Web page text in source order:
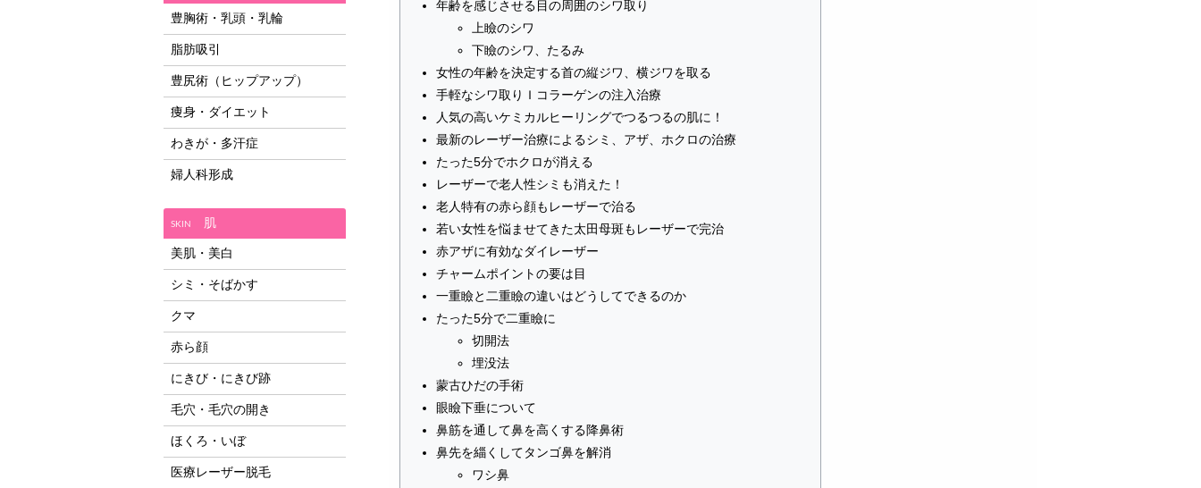
年齢を感じさせる目の周囲のシワ取り
上瞼のシワ
下瞼のシワ、たるみ
女性の年齢を決定する首の縦ジワ、横ジワを取る
手輊なシワ取りＩコラーゲンの注入治療
人気の高いケミカルヒーリングでつるつるの肌に！
最新のレーザー治療によるシミ、アザ、ホクロの治療
たった5分でホクロが消える
レーザーで老人性シミも消えた！
老人特有の赤ら顔もレーザーで治る
若い女性を悩ませてきた太田母斑もレーザーで完治
赤アザに有効なダイレーザー
チャームポイントの要は目
一重瞼と二重瞼の違いはどうしてできるのか
たった5分で二重瞼に
切開法
埋没法
蒙古ひだの手術
眼瞼下垂について
鼻筋を通して鼻を高くする降鼻術
鼻先を緇くしてタンゴ鼻を解消
ワシ鼻
豊胸術・乳頭・乳輪
脂肪吸引
豊尻術（ヒップアップ）
痩身・ダイエット
わきが・多汗症
婦人科形成
SKIN 肌
美肌・美白
シミ・そばかす
クマ
赤ら顔
にきび・にきび跡
毛穴・毛穴の開き
ほくろ・いぼ
医療レーザー脱毛